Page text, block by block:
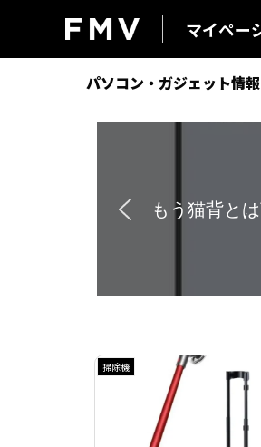
FMV マイページ
マイペー
パソコン・ガジェット情報
【速報】ア
掃除機